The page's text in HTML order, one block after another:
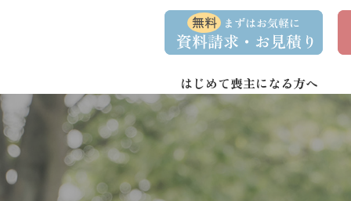
へ
ス
キ
ッ
プ
ョ
ン
に
移
動
資
求
問
い
合
せ
事
談
はじめて喪主になる方へ